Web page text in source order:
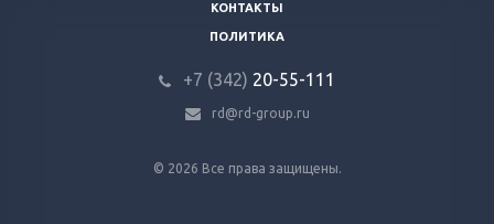
© 2026 Все права защищены.
КОНТАКТЫ
ПОЛИТИКА
+7 (342) 20-55-111
rd@rd-group.ru